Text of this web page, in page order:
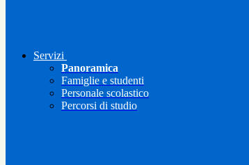
Servizi
Panoramica
Famiglie e studenti
Personale scolastico
Percorsi di studio